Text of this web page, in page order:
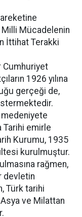
Mücadelenin
İttihat Terakki
Cumhuriyet
1926 yılına
gerçeği de,
Tarihi emirle
Kurumu, 1935
kurulmuştur.
rağmen,
devletin
Türk tarihi
ve Milattan